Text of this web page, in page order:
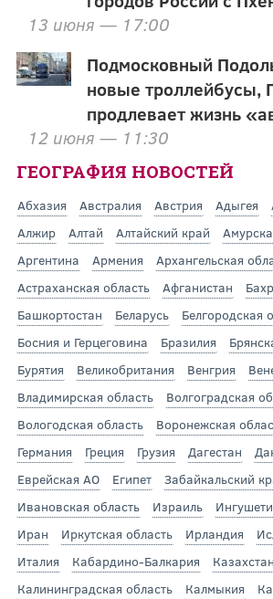
13 июня — 17:00
Подмосковный
новые троллейбусы,
продлевает жизнь
12 июня — 11:30
ГЕОГРАФИЯ НОВОСТЕЙ
Абхазия Австралия Австрия Адыгея
Алжир
Алтай Алтайский край
Аргентина
Армения
Архангельская
Астраханская область
Афганистан
Башкортостан
Беларусь Белгородская
Босния и Герцеговина
Бразилия
Бурятия
Великобритания Венгрия
Владимирская область
Волгоградская
Вологодская область
Воронежская
Германия
Греция Грузия Дагестан
Еврейская АО
Египет
Забайкальский
Ивановская область
Израиль
Иран
Иркутская область Ирландия
Италия
Кабардино-Балкария
Казахстан
Калининградская область
Калмыкия